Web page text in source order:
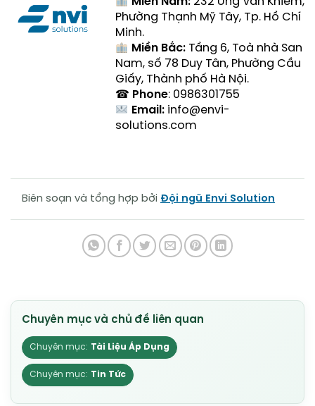
Phường Thạnh Mỹ Tây, Tp. Hồ Chí
Minh.
Miền Bắc:Tầng 6, Toà nhà San
Nam, số 78 Duy Tân, Phường Cầu
Giấy, Thành phố Hà Nội.
☎ Phone: 0986301755
Email:info@envi-
solutions.com
Biên soạn và tổng hợp bởi Đội ngũ Envi Solution
Tài Liệu Áp Dụng
Tin Tức